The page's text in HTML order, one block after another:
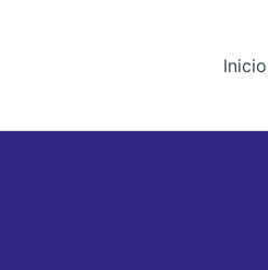
Inicio